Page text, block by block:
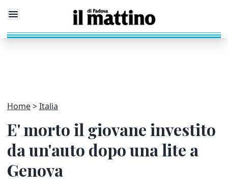
Home Italia
E' morto il giovane investito
da un'auto dopo una lite a
Genova